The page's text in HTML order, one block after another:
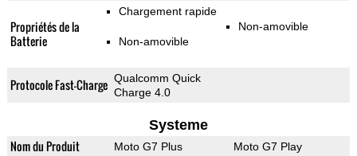
Propriétés de la
Batterie
Chargement rapide
Non-amovible
Non-amovible
Protocole Fast-Charge Qualcomm Quick
Charge 4.0
Systeme
Nom du Produit Moto G7 Plus Moto G7 Play